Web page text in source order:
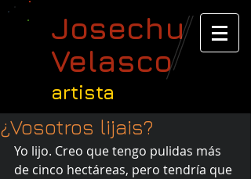
Josechu
Velasco
artista
¿Vosotros lijais?
Yo lijo. Creo que tengo pulidas más
de cinco hectáreas, pero tendría que